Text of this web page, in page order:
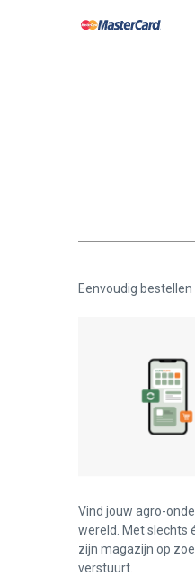
Eenvoudig bestellen
Vind jouw agro-
wereld. Met slechts
zijn magazijn op
verstuurt.